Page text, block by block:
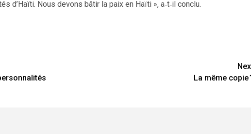
d’Haïti. Nous devons bâtir la paix en Haïti », a‑t‑il conclu.
La même copie